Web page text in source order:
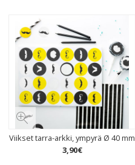
Viikset tarra-arkki, ympyrä Ø 40 mm
3,90€